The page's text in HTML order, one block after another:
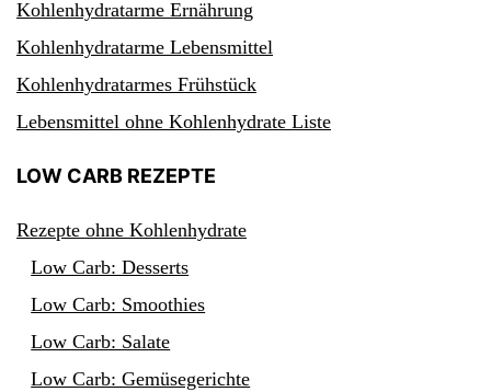
Kohlenhydratarme Ernährung
Kohlenhydratarme Lebensmittel
Kohlenhydratarmes Frühstück
Lebensmittel ohne Kohlenhydrate Liste
LOW CARB REZEPTE
Rezepte ohne Kohlenhydrate
Low Carb: Desserts
Low Carb: Smoothies
Low Carb: Salate
Low Carb: Gemüsegerichte